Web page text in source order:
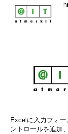
Excelに入力フォ
ントロールを追加